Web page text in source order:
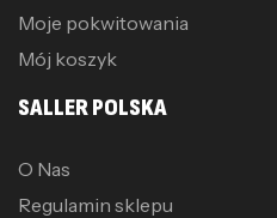
Moje pokwitowania
Mój koszyk
SALLER POLSKA
O Nas
Regulamin sklepu